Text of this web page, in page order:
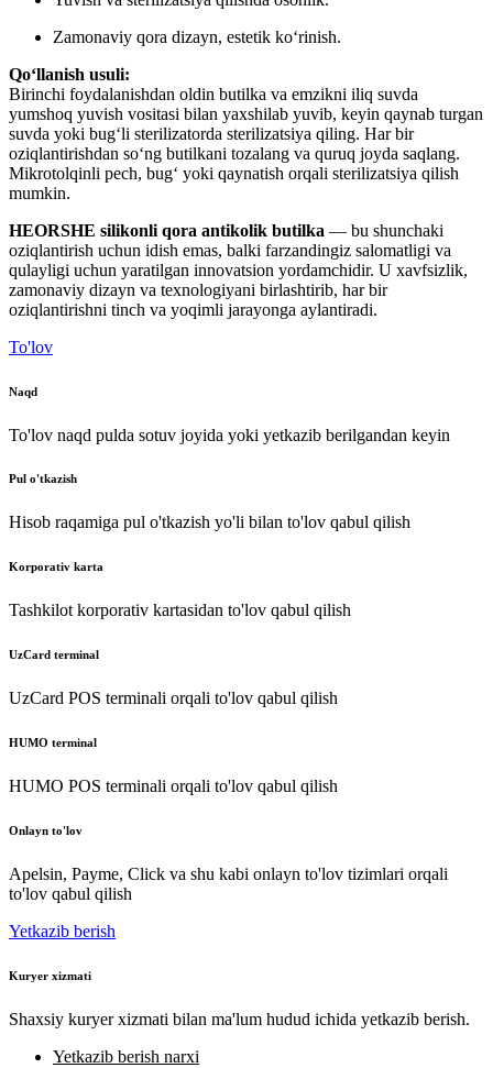
Zamonaviy qora dizayn, estetik ko‘rinish.
Qo‘llanish usuli:
Birinchi foydalanishdan oldin butilka va emzikni iliq suvda
yumshoq yuvish vositasi bilan yaxshilab yuvib, keyin qaynab turgan
suvda yoki bug‘li sterilizatorda sterilizatsiya qiling. Har bir
oziqlantirishdan so‘ng butilkani tozalang va quruq joyda saqlang.
Mikrotolqinli pech, bug‘ yoki qaynatish orqali sterilizatsiya qilish
mumkin.
HEORSHE silikonli qora antikolik butilka — bu shunchaki
oziqlantirish uchun idish emas, balki farzandingiz salomatligi va
qulayligi uchun yaratilgan innovatsion yordamchidir. U xavfsizlik,
zamonaviy dizayn va texnologiyani birlashtirib, har bir
oziqlantirishni tinch va yoqimli jarayonga aylantiradi.
To'lov
Naqd
To'lov naqd pulda sotuv joyida yoki yetkazib berilgandan keyin
Pul o'tkazish
Hisob raqamiga pul o'tkazish yo'li bilan to'lov qabul qilish
Korporativ karta
Tashkilot korporativ kartasidan to'lov qabul qilish
UzCard terminal
UzCard POS terminali orqali to'lov qabul qilish
HUMO terminal
HUMO POS terminali orqali to'lov qabul qilish
Onlayn to'lov
Apelsin, Payme, Click va shu kabi onlayn to'lov tizimlari orqali
to'lov qabul qilish
Yetkazib berish
Kuryer xizmati
Shaxsiy kuryer xizmati bilan ma'lum hudud ichida yetkazib berish.
Yetkazib berish narxi